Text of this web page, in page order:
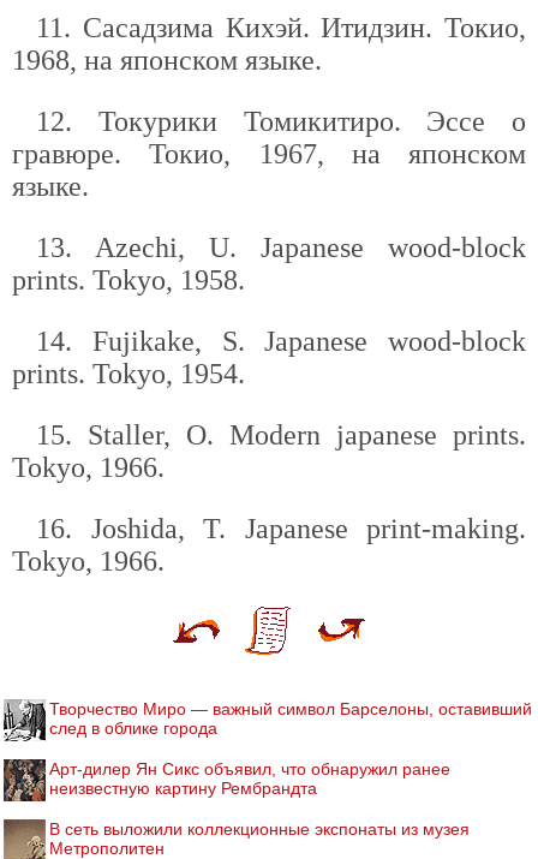
11. Сасадзима Кихэй. Итидзин. Токио,
1968, на японском языке.
12. Токурики Томикитиро. Эссе о
гравюре. Токио, 1967, на японском
языке.
13. Azechi, U. Japanese wood-block
prints. Tokyo, 1958.
14. Fujikake, S. Japanese wood-block
prints. Tokyo, 1954.
15. Staller, O. Modern japanese prints.
Tokyo, 1966.
16. Joshida, T. Japanese print-making.
Tokyo, 1966.
Творчество Миро — важный символ Барселоны, оставивший
след в облике города
Арт-дилер Ян Сикс объявил, что обнаружил ранее
неизвестную картину Рембрандта
В сеть выложили коллекционные экспонаты из музея
Метрополитен